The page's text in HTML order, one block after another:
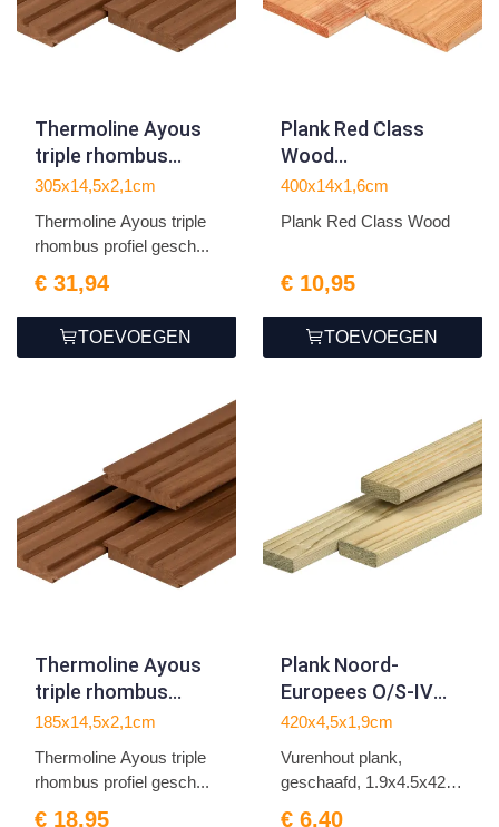
Thermoline Ayous
triple rhombus
profiel geschaafd
305x14,5x2,1cm
Thermoline Ayous triple
rhombus profiel gesch...
€ 31,94
TOEVOEGEN
Plank Red Class
Wood
1.6x14.0x400cm
400x14x1,6cm
Plank Red Class Wood
€ 10,95
TOEVOEGEN
Thermoline Ayous
triple rhombus
profiel geschaafd
185x14,5x2,1cm
Thermoline Ayous triple
rhombus profiel gesch...
€ 18,95
Plank Noord-
Europees O/S-IV
vuren
420x4,5x1,9cm
Vurenhout plank,
geschaafd, 1.9x4.5x420
€ 6,40